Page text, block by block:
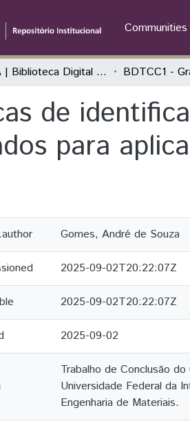
UNILA | Biblioteca Digital de Trabalhos de Conclusão de Curso BDTCC1 -
de
para
Gomes, André de Souza
2025-09-02T20:22:07Z
2025-09-02T20:22:07Z
2025-09-02
Trabalho de Conclusão
Universidade Federal da
Engenharia de Materiais.